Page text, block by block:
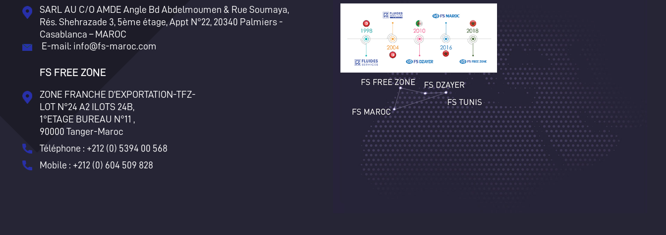
SARL AU C/O AMDE Angle Bd Abdelmoumen & Rue Soumaya,
Rés. Shehrazade 3, 5ème étage, Appt N°22, 20340 Palmiers -
Casablanca – MAROC
E-mail: info@fs-maroc.com
FS FREE ZONE
ZONE FRANCHE D'EXPORTATION-TFZ-
LOT N°24 A2 ILOTS 24B,
1°ETAGE BUREAU N°11 ,
90000 Tanger-Maroc
Téléphone : +212 (0) 5394 00 568
Mobile : +212 (0) 604 509 828